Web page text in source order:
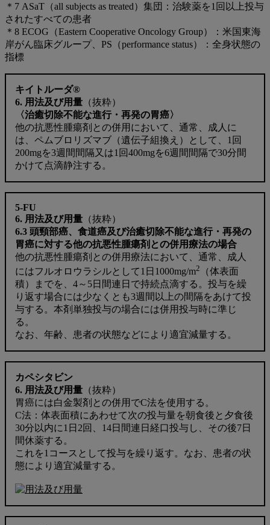
＊7 ASaT（all subjects as treated）集団：治験薬を1回以上投与
されたすべての患者
＊8 ECOG（Eastern Cooperative Oncology Group）：米国東海
岸がん臨床グループ、PS（performance status）：全身状態の
指標
キイトルーダ®
6. 用法及び用量 （抜粋）
〈治癒切除不能な進行・再発の胃癌〉
他の抗悪性腫瘍剤との併用において、通常、成人に
は、ペムブロリズマブ（遺伝子組換え）として、1回
200mgを3週間間隔又は1回400mgを6週間間隔で30分間
かけて点滴静注する。
5-FU
6. 用法及び用量 （抜粋）
6.3 頭頸部癌、食道癌及び治癒切除不能な進行・再発の
胃癌に対する他の抗悪性腫瘍剤との併用療法の場合
他の抗悪性腫瘍剤との併用療法において、通常、成人
にはフルオロウラシルとして1日1000mg/m2
（体表面
積）までを、4～5日間連日で持続点滴する。投与を繰
り返す場合には少なくとも3週間以上の間隔をあけて投
与する。本剤単独投与の場合には併用投与時に準じ
る。
なお、年齢、患者の状態などにより適宜減量する。
カペシタビン
6. 用法及び用量 （抜粋）
胃癌には白金製剤との併用でC法を使用する。
C法：体表面積にあわせて次の投与量を朝食後と夕食後
30分以内に1日2回、14日間連日経口投与し、その後7日
間休薬する。
これを1コースとして投与を繰り返す。なお、患者の状
態により適宜減量する。